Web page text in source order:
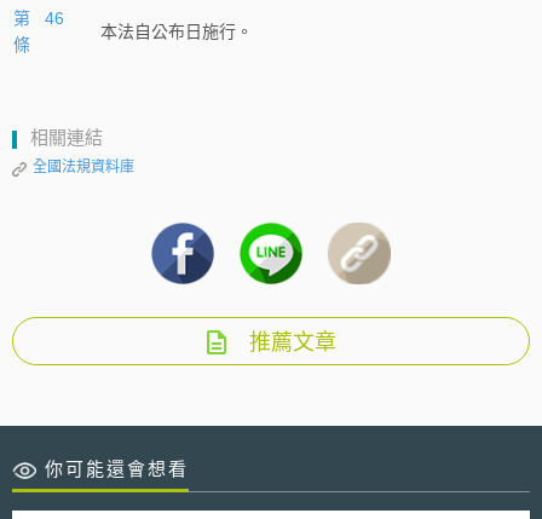
第 46
條
本法自公布日施行。
相關連結
全國法規資料庫
推薦文章
你可能還會想看